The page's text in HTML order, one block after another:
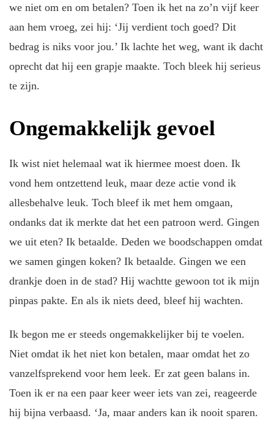
we niet om en om betalen? Toen ik het na zo’n vijf keer
aan hem vroeg, zei hij: ‘Jij verdient toch goed? Dit
bedrag is niks voor jou.’ Ik lachte het weg, want ik dacht
oprecht dat hij een grapje maakte. Toch bleek hij serieus
te zijn.
Ongemakkelijk gevoel
Ik wist niet helemaal wat ik hiermee moest doen. Ik
vond hem ontzettend leuk, maar deze actie vond ik
allesbehalve leuk. Toch bleef ik met hem omgaan,
ondanks dat ik merkte dat het een patroon werd. Gingen
we uit eten? Ik betaalde. Deden we boodschappen omdat
we samen gingen koken? Ik betaalde. Gingen we een
drankje doen in de stad? Hij wachtte gewoon tot ik mijn
pinpas pakte. En als ik niets deed, bleef hij wachten.
Ik begon me er steeds ongemakkelijker bij te voelen.
Niet omdat ik het niet kon betalen, maar omdat het zo
vanzelfsprekend voor hem leek. Er zat geen balans in.
Toen ik er na een paar keer weer iets van zei, reageerde
hij bijna verbaasd. ‘Ja, maar anders kan ik nooit sparen.